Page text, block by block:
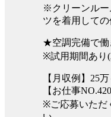
※クリーンルー
ツを着用しての
★空調完備で働
※試用期間あり
【月収例】25
【お仕事
※ご応募いただ